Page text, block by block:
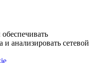
анализировать сетевой